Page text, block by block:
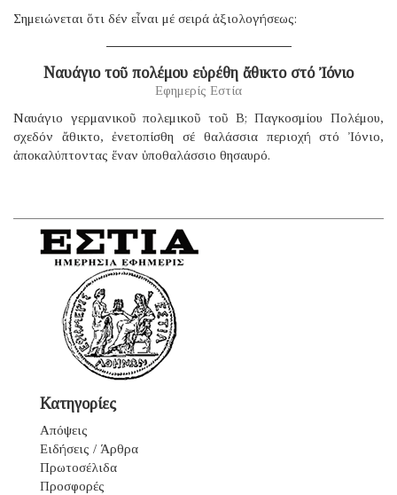
Σημειώνεται ὅτι δέν εἶναι μέ σειρά ἀξιολογήσεως:
Ναυάγιο τοῦ πολέμου εὑρέθη ἄθικτο στό Ἰόνιο
Εφημερίς Εστία
Ναυάγιο γερμανικοῦ πολεμικοῦ τοῦ B; Παγκοσμίου Πολέμου,
σχεδόν ἄθικτο, ἐνετοπίσθη σέ θαλάσσια περιοχή στό Ἰόνιο,
ἀποκαλύπτοντας ἕναν ὑποθαλάσσιο θησαυρό.
Κατηγορίες
Απόψεις
Ειδήσεις / Άρθρα
Πρωτοσέλιδα
Προσφορές